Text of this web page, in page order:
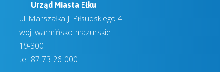
Urząd Miasta Ełku
ul. Marszałka J. Piłsudskiego 4
woj. warmińsko-mazurskie
19-300
tel. 87 73-26-000